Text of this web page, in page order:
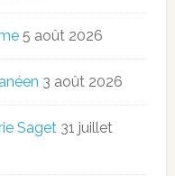
5 août 2026
3 août 2026
Saget 31 juillet